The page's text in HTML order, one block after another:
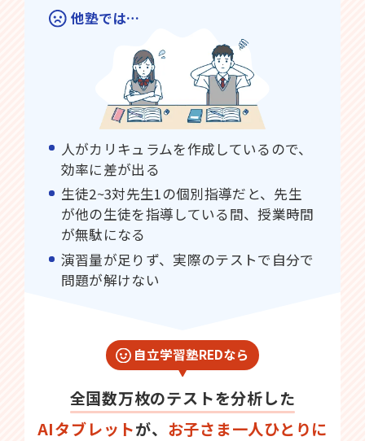
他塾では…
人がカリキュラムを作成しているので、
効率に差が出る
生徒2~3対先生1の個別指導だと、先生
が他の生徒を指導している間、授業時間
が無駄になる
演習量が足りず、実際のテストで自分で
問題が解けない
自立学習塾REDなら
全国数万枚のテストを分析した
AIタブレットが、 お子さま一人ひとりに